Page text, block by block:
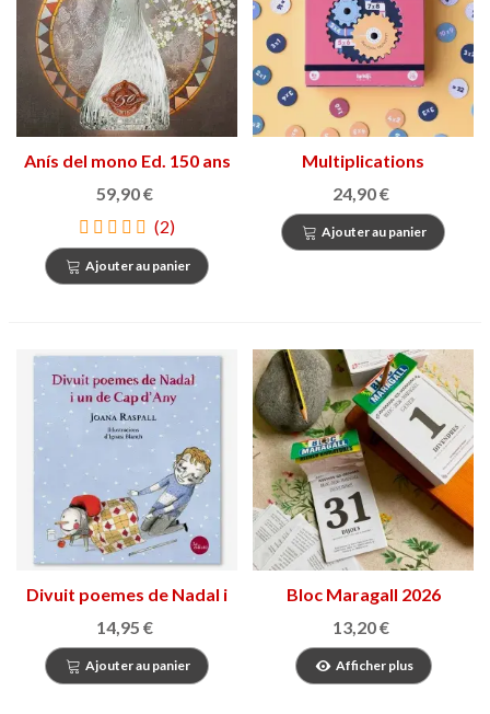
Anís del mono Ed. 150 ans
59,90 €
(2)
Ajouter au panier
Multiplications
24,90 €
Ajouter au panier
Divuit poemes de Nadal i
un de Cap d’Any
14,95 €
Ajouter au panier
Bloc Maragall 2026
13,20 €
Afficher plus